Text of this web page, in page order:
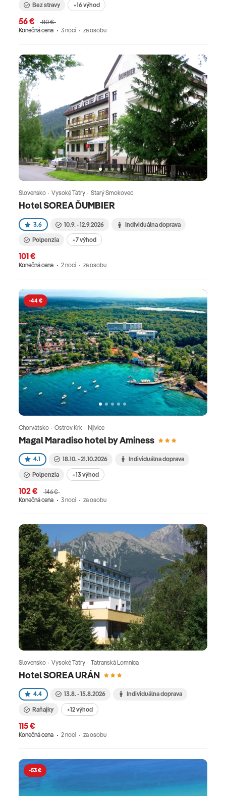
Bez stravy +16 výhod
56 €
80 €
Konečná cena
3 nocí za osobu
Hotel SOREA ĎUMBIER
Slovensko · Vysoké Tatry · Starý Smokovec
3.6 10.9. - 12.9.2026 Individuálna doprava
Polpenzia +7 výhod
101 €
Konečná cena 2 nocí za osobu
-44 €
Magal Maradiso hotel by Aminess
Chorvátsko · Ostrov Krk · Njivice
4.1 18.10. - 21.10.2026 Individuálna doprava
Polpenzia +13 výhod
102 €
146 €
Konečná cena
3 nocí za osobu
Hotel SOREA URÁN
Slovensko · Vysoké Tatry · Tatranská Lomnica
4.4 13.8. - 15.8.2026 Individuálna doprava
Raňajky +12 výhod
115 €
Konečná cena 2 nocí za osobu
-53 €